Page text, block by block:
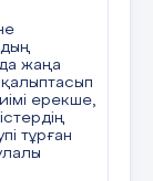
жаңа
ерекше,
тұрған